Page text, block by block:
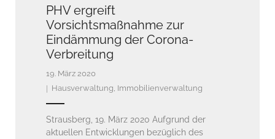
PHV ergreift
Vorsichtsmaßnahme zur
Eindämmung der Corona-
Verbreitung
19. März 2020
Hausverwaltung Immobilienverwaltung
Strausberg, 19. März 2020 Aufgrund der
aktuellen Entwicklungen bezüglich des